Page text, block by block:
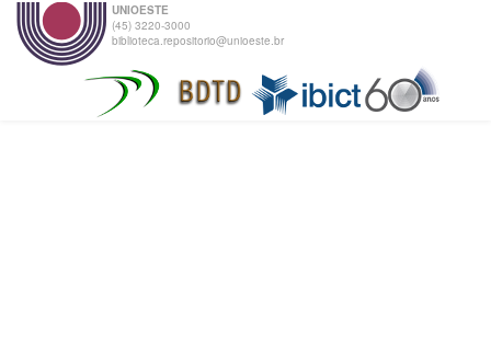
UNIOESTE
(45) 3220-3000
biblioteca.repositorio@unioeste.br